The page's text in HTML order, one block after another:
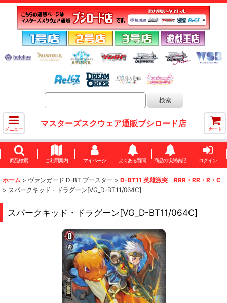
メニュー
マスターズスクウェア通販ブシロード店
カート
商品検索 ご利用案内 マイページ よくある質問 商品の状態表記 ログイン
ホーム > ヴァンガード D-BT ブースター > D-BT11 英雄激突 RRR・RR・R・C
> スパークキッド・ドラグーン[VG_D-BT11/064C]
スパークキッド・ドラグーン[VG_D-BT11/064C]